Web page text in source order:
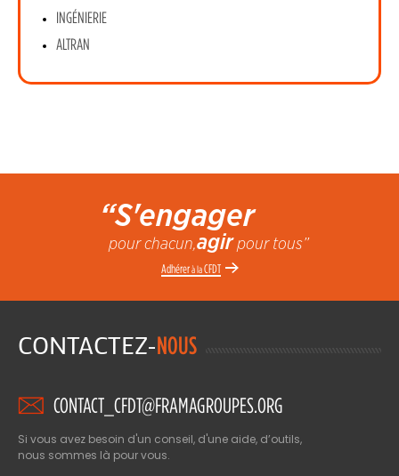
INGÉNIERIE
ALTRAN
“S'engager
pour chacun,agirpour tous”
Adhérerà laCFDT
CONTACTEZ-NOUS
CONTACT_CFDT@FRAMAGROUPES.ORG
Si vous avez besoin d'un conseil, d'une aide, d’outils,
nous sommes là pour vous.